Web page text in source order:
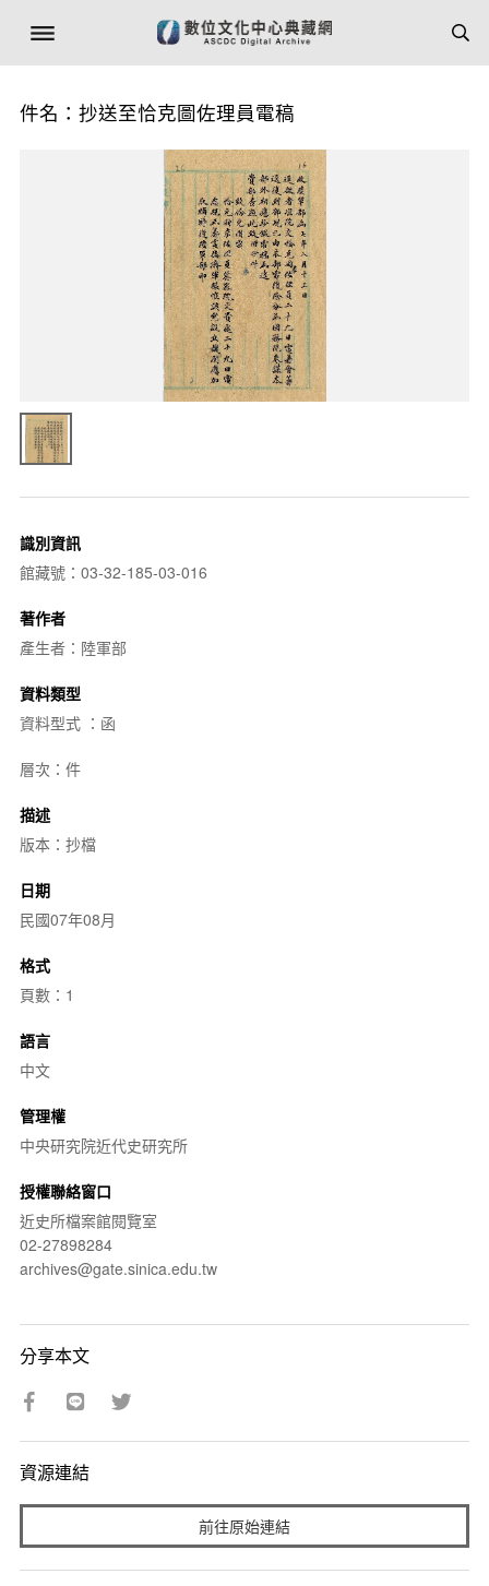
件名：抄送至恰克圖佐理員電稿
識別資訊
館藏號：03-32-185-03-016
著作者
產生者：陸軍部
資料類型
資料型式 ：函
層次：件
描述
版本：抄檔
日期
民國07年08月
格式
頁數：1
語言
中文
管理權
中央研究院近代史研究所
授權聯絡窗口
近史所檔案館閱覽室
02-27898284
archives@gate.sinica.edu.tw
分享本文
資源連結
前往原始連結